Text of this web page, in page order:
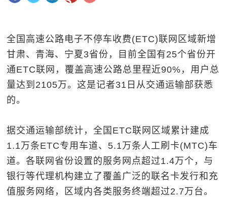
全国高速公路电子不停车收费(ETC)联网区域新增
甘肃、青海、宁夏3省份，目前全国有25个省份开
通ETC联网，覆盖高速公路总里程近90%，用户总
量达到2105万。这是记者31日从交通运输部获悉
的。
据交通运输部统计，全国ETC联网区域累计建成
1.1万条ETC专用车道、5.1万条人工刷卡(MTC)车
道。各联网省份设置的服务网点超过1.4万个，与
银行等代理机构建立了覆盖广泛的联名卡发行和充
值服务网络，区域内各类服务终端超过2.7万台。